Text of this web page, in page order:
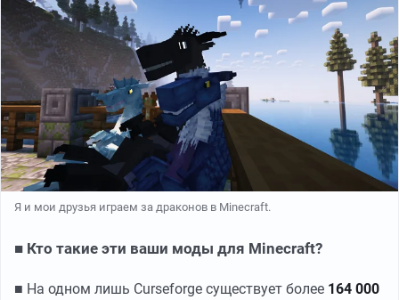
Я и мои друзья играем за драконов в Minecraft.
■ Кто такие эти ваши моды для Minecraft?
■ На одном лишь Curseforge существует более 164 000